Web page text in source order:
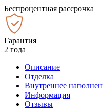
Беспроцентная рассрочка
Гарантия
2 года
Описание
Отделка
Внутреннее
Информация
Отзывы